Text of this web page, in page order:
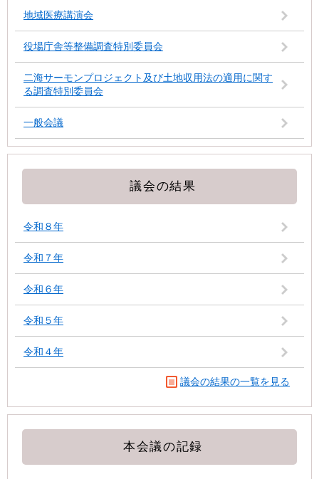
地域医療講演会
役場庁舎等整備調査特別委員会
二海サーモンプロジェクト及び土地収用法の適用に関す
る調査特別委員会
一般会議
議会の結果
令和８年
令和７年
令和６年
令和５年
令和４年
議会の結果の一覧を見る
本会議の記録